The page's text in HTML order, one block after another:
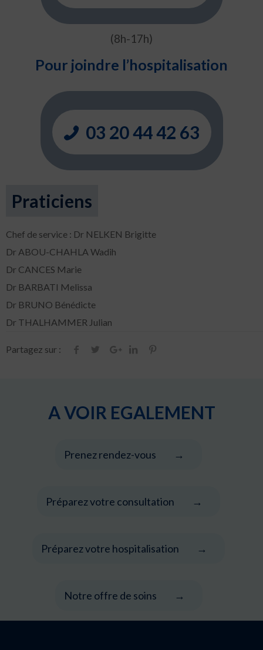
(8h-17h)
Pour joindre l’hospitalisation
03 20 44 42 63
Praticiens
Chef de service : Dr NELKEN Brigitte
Dr ABOU-CHAHLA Wadih
Dr CANCES Marie
Dr BARBATI Melissa
Dr BRUNO Bénédicte
Dr THALHAMMER Julian
Partagez sur :
A VOIR EGALEMENT
Prenez rendez-vous
Préparez votre consultation
Préparez votre hospitalisation
Notre offre de soins